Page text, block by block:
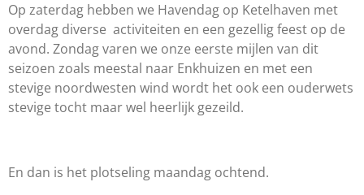
Op zaterdag hebben we Havendag op Ketelhaven met
overdag diverse activiteiten en een gezellig feest op de
avond. Zondag varen we onze eerste mijlen van dit
seizoen zoals meestal naar Enkhuizen en met een
stevige noordwesten wind wordt het ook een ouderwets
stevige tocht maar wel heerlijk gezeild.
En dan is het plotseling maandag ochtend.